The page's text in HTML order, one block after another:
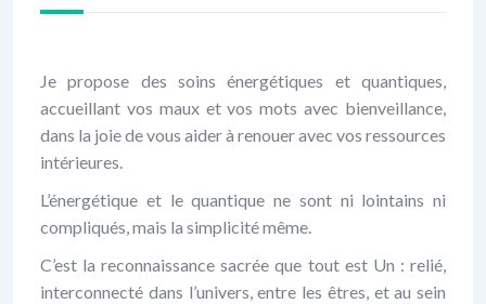
Je propose des soins énergétiques et quantiques,
accueillant vos maux et vos mots avec bienveillance,
dans la joie de vous aider à renouer avec vos ressources
intérieures.
L’énergétique et le quantique ne sont ni lointains ni
compliqués, mais la simplicité même.
C’est la reconnaissance sacrée que tout est Un : relié,
interconnecté dans l’univers, entre les êtres, et au sein